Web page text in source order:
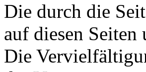
Die durch die
auf diesen Seiten
Die